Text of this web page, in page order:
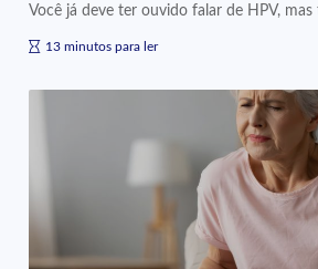
Você já deve ter ouvido falar de HPV, mas
13 minutos para ler